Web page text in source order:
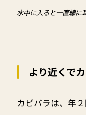
水中に入ると一直線に
より近くで
カピバラは、年